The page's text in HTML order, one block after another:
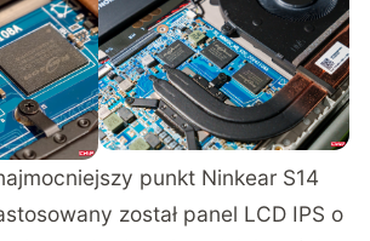
punkt Ninkear S14
został panel LCD IPS o